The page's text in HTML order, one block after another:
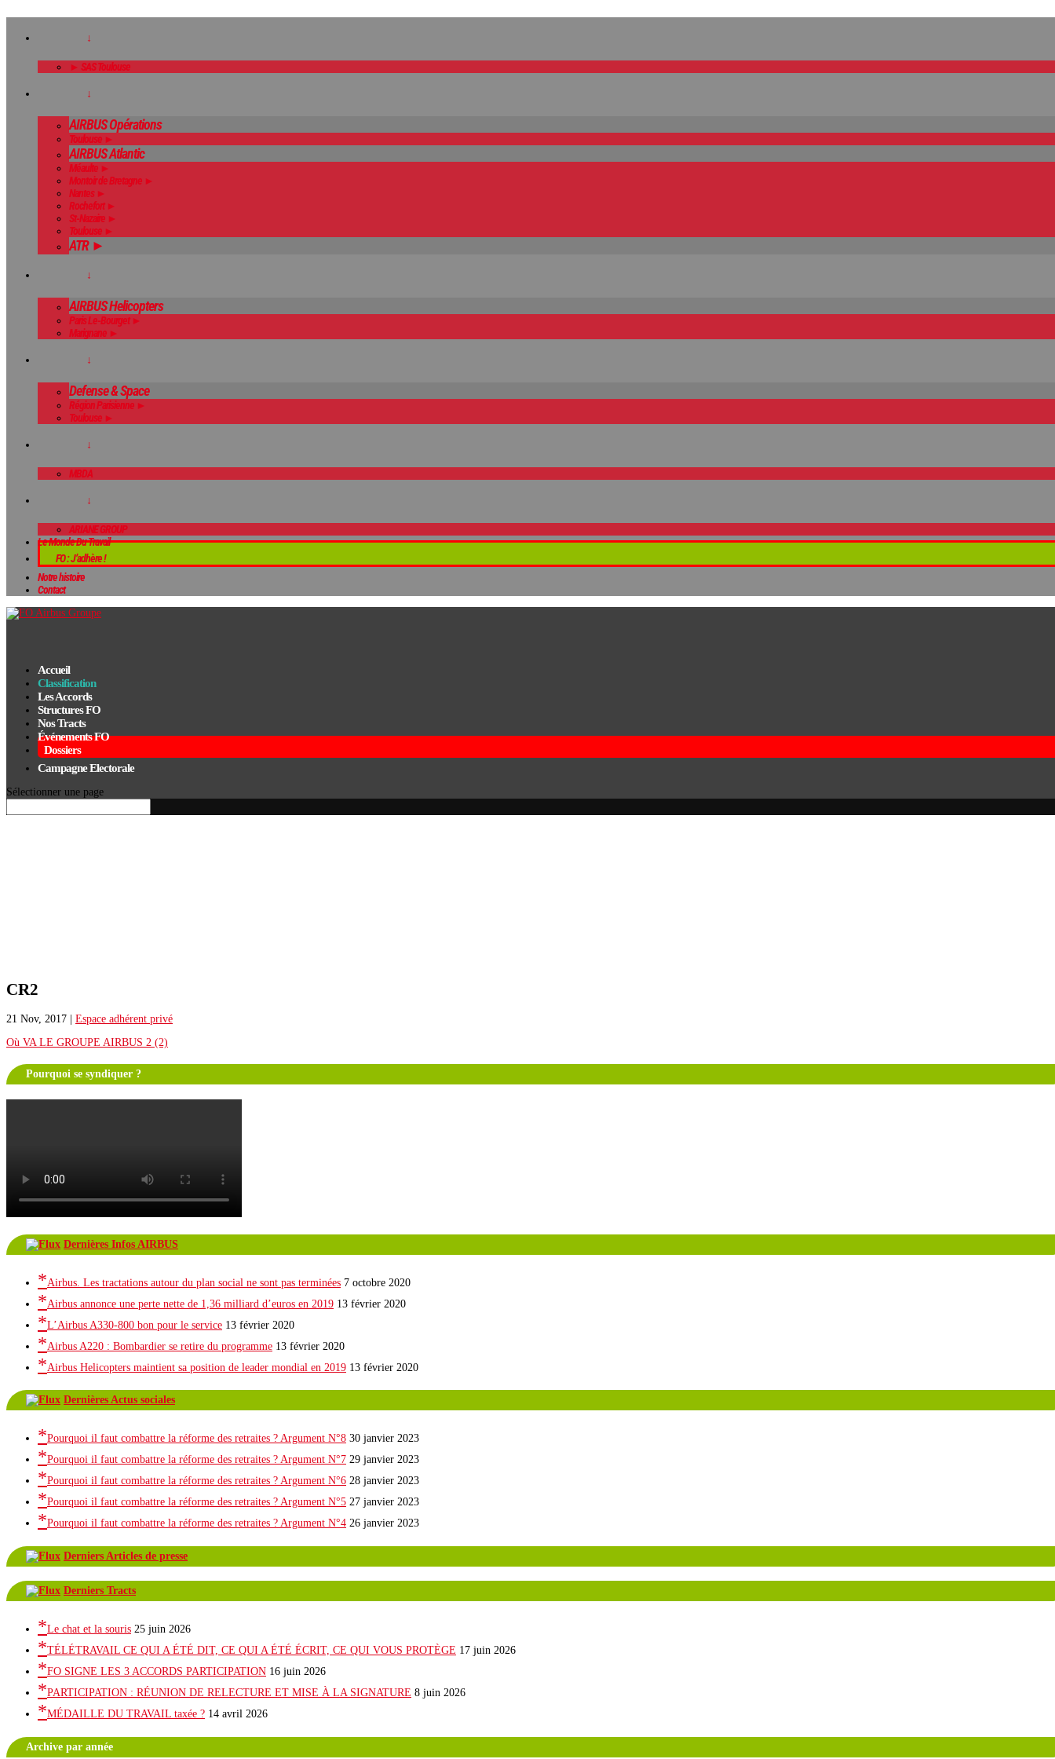
↓
► SAS Toulouse
↓
AIRBUS Opérations
Toulouse ►
AIRBUS Atlantic
Méaulte ►
Montoir de Bretagne ►
Nantes ►
Rochefort ►
St-Nazaire ►
Toulouse ►
ATR ►
↓
AIRBUS Helicopters
Paris Le-Bourget ►
Marignane ►
↓
Defense & Space
Région Parisienne ►
Toulouse ►
↓
MBDA
↓
ARIANE GROUP
Le Monde Du Travail
FO : J’adhère !
Notre histoire
Contact
Accueil
Classification
Les Accords
Structures FO
Nos Tracts
Événements FO
Dossiers
Campagne Electorale
Sélectionner une page
CR2
21 Nov, 2017
Espace adhérent privé
Où VA LE GROUPE AIRBUS 2 (2)
Pourquoi se syndiquer ?
Dernières Infos AIRBUS
Airbus. Les tractations autour du plan social ne sont pas terminées 7 octobre 2020
Airbus annonce une perte nette de 1,36 milliard d’euros en 2019 13 février 2020
L’Airbus A330-800 bon pour le service 13 février 2020
Airbus A220 : Bombardier se retire du programme 13 février 2020
Airbus Helicopters maintient sa position de leader mondial en 2019 13 février 2020
Dernières Actus sociales
Pourquoi il faut combattre la réforme des retraites ? Argument N°8 30 janvier 2023
Pourquoi il faut combattre la réforme des retraites ? Argument N°7 29 janvier 2023
Pourquoi il faut combattre la réforme des retraites ? Argument N°6 28 janvier 2023
Pourquoi il faut combattre la réforme des retraites ? Argument N°5 27 janvier 2023
Pourquoi il faut combattre la réforme des retraites ? Argument N°4 26 janvier 2023
Derniers Articles de presse
Derniers Tracts
Le chat et la souris 25 juin 2026
TÉLÉTRAVAIL CE QUI A ÉTÉ DIT, CE QUI A ÉTÉ ÉCRIT, CE QUI VOUS PROTÈGE 17 juin 2026
FO SIGNE LES 3 ACCORDS PARTICIPATION 16 juin 2026
PARTICIPATION : RÉUNION DE RELECTURE ET MISE À LA SIGNATURE 8 juin 2026
MÉDAILLE DU TRAVAIL taxée ? 14 avril 2026
Archive par année